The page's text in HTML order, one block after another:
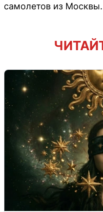
самолетов из Москвы.